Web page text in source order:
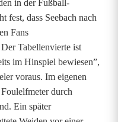
in der Fußball-
fest, dass Seebach nach
Fans
Tabellenvierte ist
im Hinspiel bewiesen”,
voraus. Im eigenen
durch
Ein später